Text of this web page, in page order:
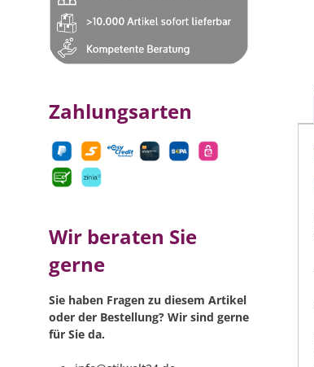
Zahlungsarten
Wir beraten Sie
gerne
Sie haben Fragen zu diesem Artikel
oder der Bestellung? Wir sind gerne
für Sie da.